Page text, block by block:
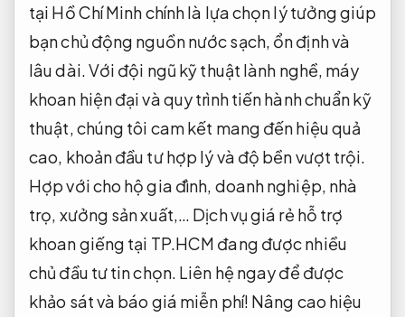
tại Hồ Chí Minh chính là lựa chọn lý tưởng giúp
bạn chủ động nguồn nước sạch, ổn định và
lâu dài. Với đội ngũ kỹ thuật lành nghề, máy
khoan hiện đại và quy trình tiến hành chuẩn kỹ
thuật, chúng tôi cam kết mang đến hiệu quả
cao, khoản đầu tư hợp lý và độ bền vượt trội.
Hợp với cho hộ gia đình, doanh nghiệp, nhà
trọ, xưởng sản xuất,… Dịch vụ giá rẻ hỗ trợ
khoan giếng tại TP.HCM đang được nhiều
chủ đầu tư tin chọn. Liên hệ ngay để được
khảo sát và báo giá miễn phí! Nâng cao hiệu